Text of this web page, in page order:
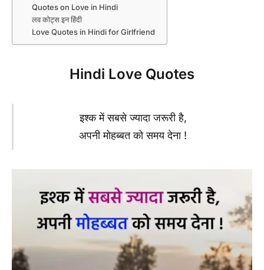
Quotes on Love in Hindi
लव कोट्स इन हिंदी
Love Quotes in Hindi for Girlfriend
Hindi Love Quotes
इश्क में सबसे ज्यादा जरूरी है,
अपनी मोहब्बत को समय देना !